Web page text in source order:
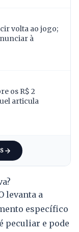
volta ao jogo;
à
os R$ 2
articula
levanta a
específico
peculiar e pode